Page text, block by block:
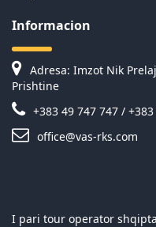
Informacion
Adresa: Imzot Nik
Prishtine
+383 49 747 747 /
office@vas-rks.com
I pari tour operator